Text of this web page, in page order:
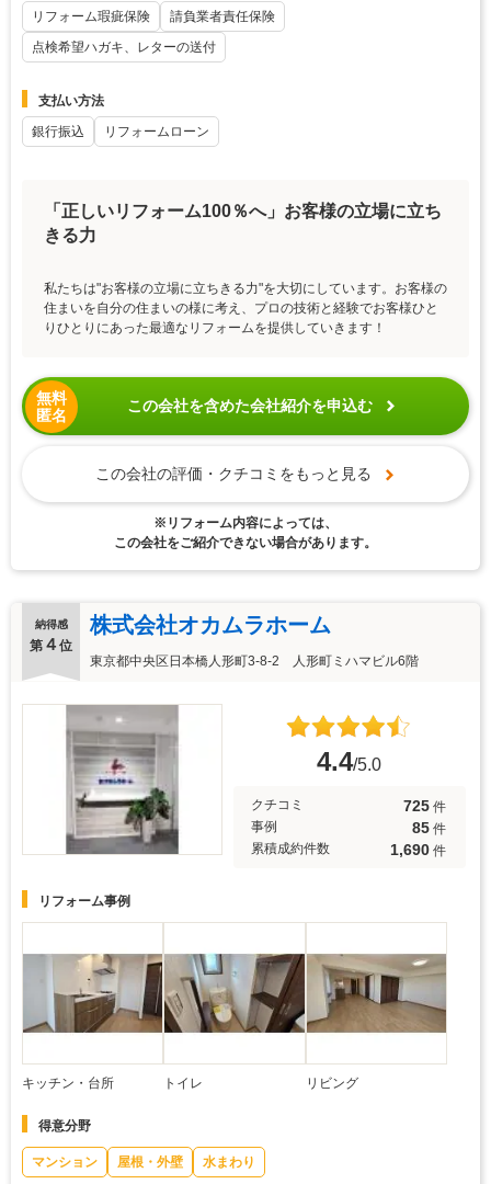
リフォーム瑕疵保険
請負業者責任保険
点検希望ハガキ、レターの送付
支払い方法
銀行振込
リフォームローン
「正しいリフォーム100％へ」お客様の立場に立ち
きる力
私たちは"お客様の立場に立ちきる力"を大切にしています。お客様の
住まいを自分の住まいの様に考え、プロの技術と経験でお客様ひと
りひとりにあった最適なリフォームを提供していきます！
無料
匿名
この会社を含めた会社紹介を申込む
この会社の評価・クチコミをもっと見る
※リフォーム内容によっては、
この会社をご紹介できない場合があります。
納得感
第 ４ 位
株式会社オカムラホーム
東京都中央区日本橋人形町3-8-2 人形町ミハマビル6階
4.4/5.0
クチコミ 725 件
事例
85 件
累積成約件数
1,690 件
リフォーム事例
キッチン・台所 トイレ リビング
得意分野
マンション 屋根・外壁 水まわり